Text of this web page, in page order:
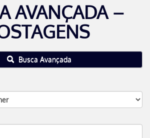
AVANÇADA –
Busca Avançada